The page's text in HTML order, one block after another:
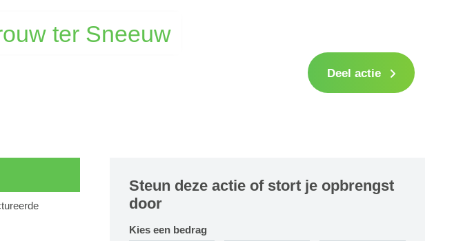
ter Sneeuw
Deel actie
Steun deze actie of stort je opbrengst
door
Kies een bedrag